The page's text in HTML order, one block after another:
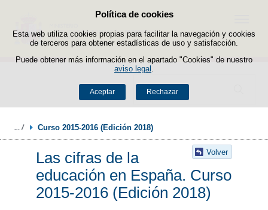
Política de cookies
Esta web utiliza cookies propias para facilitar la navegación y cookies
de terceros para obtener estadísticas de uso y satisfacción.
Puede obtener más información en el apartado "Cookies" de nuestro
aviso legal
Aceptar Rechazar
Saltar al contenido
Buscador
Menú
Curso 2015-2016 (Edición 2018)
Volver
Las cifras de la
educación en España. Curso
2015-2016 (Edición 2018)